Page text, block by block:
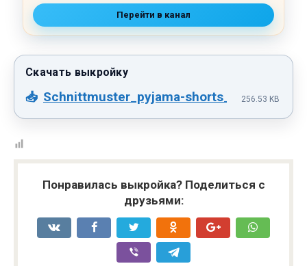
Перейти в канал
Schnittmuster_pyjama-shorts_A4_NEU.pdf
256.53 KB
Понравилась выкройка? Поделиться с
друзьями: